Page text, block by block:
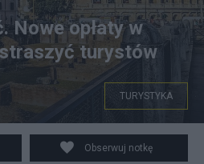
Meloni rozważa również
Fot. Pixabay
Nowe opłaty w
turystów
TURYSTYKA
Obserwuj notkę